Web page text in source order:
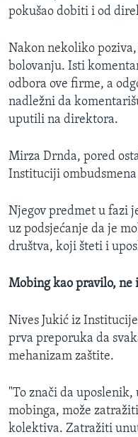
pokušao dobiti i od
Nakon nekoliko
bolovanju. Isti
odbora ove firme, a
nadležni da
uputili na direktora.
Mirza Drnda, pored
Instituciji ombudsmena
Njegov predmet u fazi
uz podsjećanje da je
društva, koji šteti i
Mobing kao pravilo, ne
Nives Jukić iz
prva preporuka da
mehanizam zaštite.
"To znači da
mobinga, može
kolektiva. Zatražiti